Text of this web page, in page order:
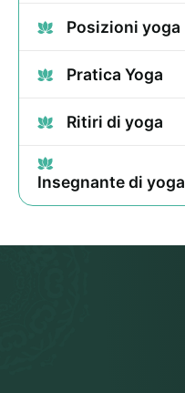
Posizioni yoga
Pratica Yoga
Ritiri di yoga
Insegnante di yoga